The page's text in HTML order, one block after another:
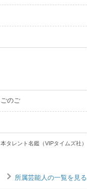
のご
タレント名鑑（VIPタイムズ社）
所属芸能人の一覧を見る